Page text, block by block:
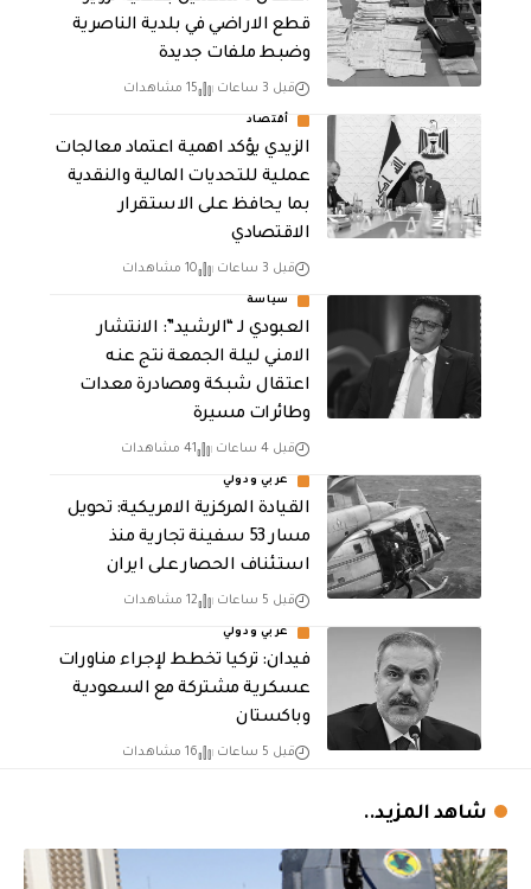
قطع الاراضي في بلدية الناصرية
وضبط ملفات جديدة
قبل 3 ساعات 15 مشاهدات
أقتصاد
الزيدي يؤكد اهمية اعتماد معالجات
عملية للتحديات المالية والنقدية
بما يحافظ على الاستقرار
الاقتصادي
قبل 3 ساعات 10 مشاهدات
سياسة
العبودي لـ “الرشيد”: الانتشار
الامني ليلة الجمعة نتج عنه
اعتقال شبكة ومصادرة معدات
وطائرات مسيرة
قبل 4 ساعات 41 مشاهدات
عربي ودولي
القيادة المركزية الامريكية: تحويل
مسار 53 سفينة تجارية منذ
استئناف الحصار على ايران
قبل 5 ساعات 12 مشاهدات
عربي ودولي
فيدان: تركيا تخطط لإجراء مناورات
عسكرية مشتركة مع السعودية
وباكستان
قبل 5 ساعات 16 مشاهدات
شاهد المزيد..